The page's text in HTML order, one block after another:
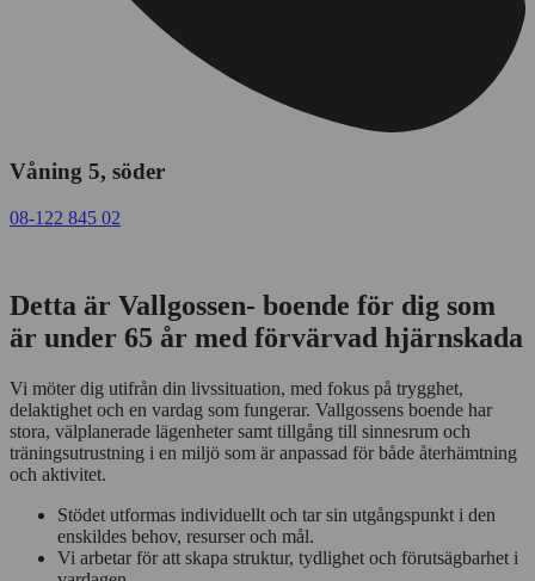
Våning 5, söder
08-122 845 02
Detta är Vallgossen- boende för dig som
är under 65 år med förvärvad hjärnskada
Vi möter dig utifrån din livssituation, med fokus på trygghet,
delaktighet och en vardag som fungerar. Vallgossens boende har
stora, välplanerade lägenheter samt tillgång till sinnesrum och
träningsutrustning i en miljö som är anpassad för både återhämtning
och aktivitet.
Stödet utformas individuellt och tar sin utgångspunkt i den
enskildes behov, resurser och mål.
Vi arbetar för att skapa struktur, tydlighet och förutsägbarhet i